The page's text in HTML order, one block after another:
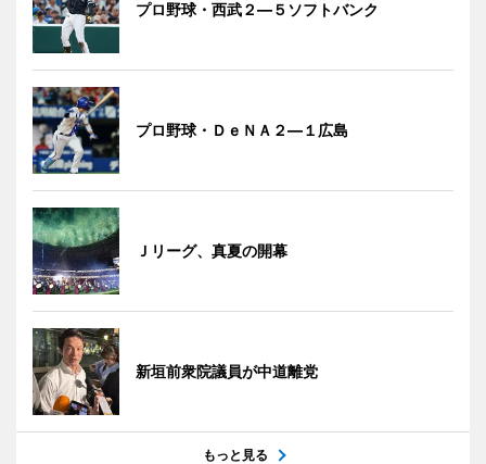
プロ野球・西武２―５ソフトバンク
プロ野球・ＤｅＮＡ２―１広島
Ｊリーグ、真夏の開幕
新垣前衆院議員が中道離党
もっと見る